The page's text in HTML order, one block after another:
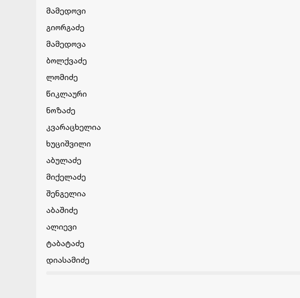
მა­მე­დო­ვი
გი­ორ­გა­ძე
მა­მე­დო­ვა
ბოლ­ქვა­ძე
ლო­მი­ძე
წიკ­ლა­უ­რი
ნო­ზა­ძე
კვა­რა­ცხე­ლია
ხუ­ციშ­ვი­ლი
აბუ­ლა­ძე
მი­ქე­ლა­ძე
შენ­გე­ლია
აბა­ში­ძე
ალი­ე­ვი
ტა­ბა­ტა­ძე
დი­ა­სა­მი­ძე